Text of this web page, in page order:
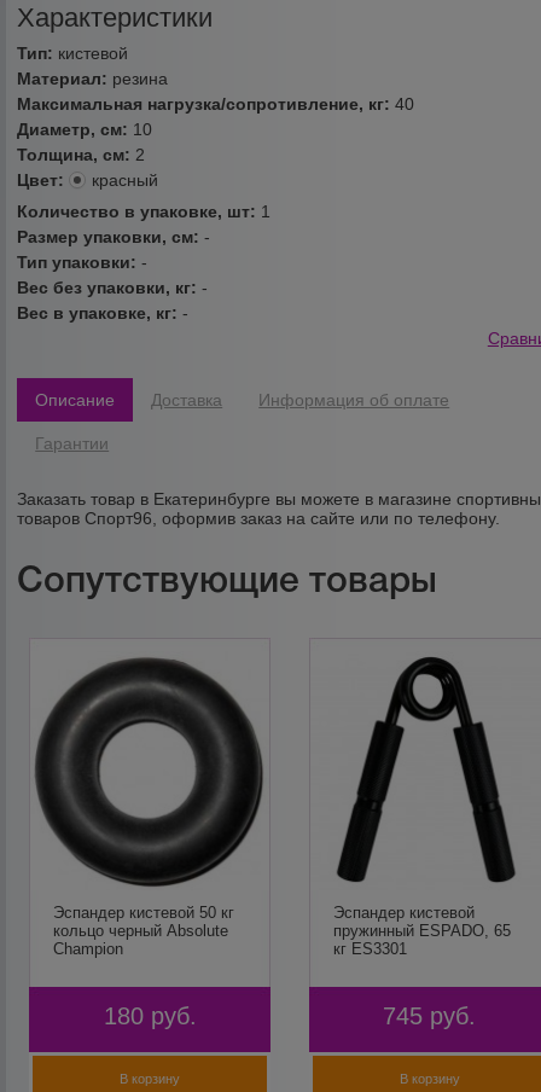
Характеристики
Тип: кистевой
Материал: резина
Максимальная нагрузка/сопротивление, кг:40
Диаметр, см: 10
Толщина, см: 2
Цвет:
красный
Количество в упаковке, шт: 1
Размер упаковки, см:-
Тип упаковки:-
Вес без упаковки, кг:-
Вес в упаковке, кг:-
Описание Доставка Информация об оплате
Гарантии
Заказать товар в Екатеринбурге вы можете в магазине
товаров Спорт96, оформив заказ на сайте или по телефону.
Сопутствующие товары
Эспандер кистевой 50 кг
кольцо черный Absolute
Champion
180 руб.
В корзину
Эспандер кистевой
пружинный ESPADO, 65
кг ES3301
745 руб.
В корзину